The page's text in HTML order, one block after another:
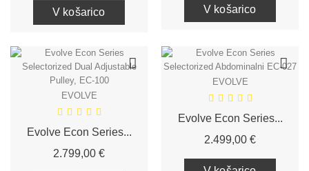
V košarico V košarico
EVOLVE
Evolve Econ Series...
2.799,00 €Cena
EVOLVE
Evolve Econ Series...
2.499,00 €Cena